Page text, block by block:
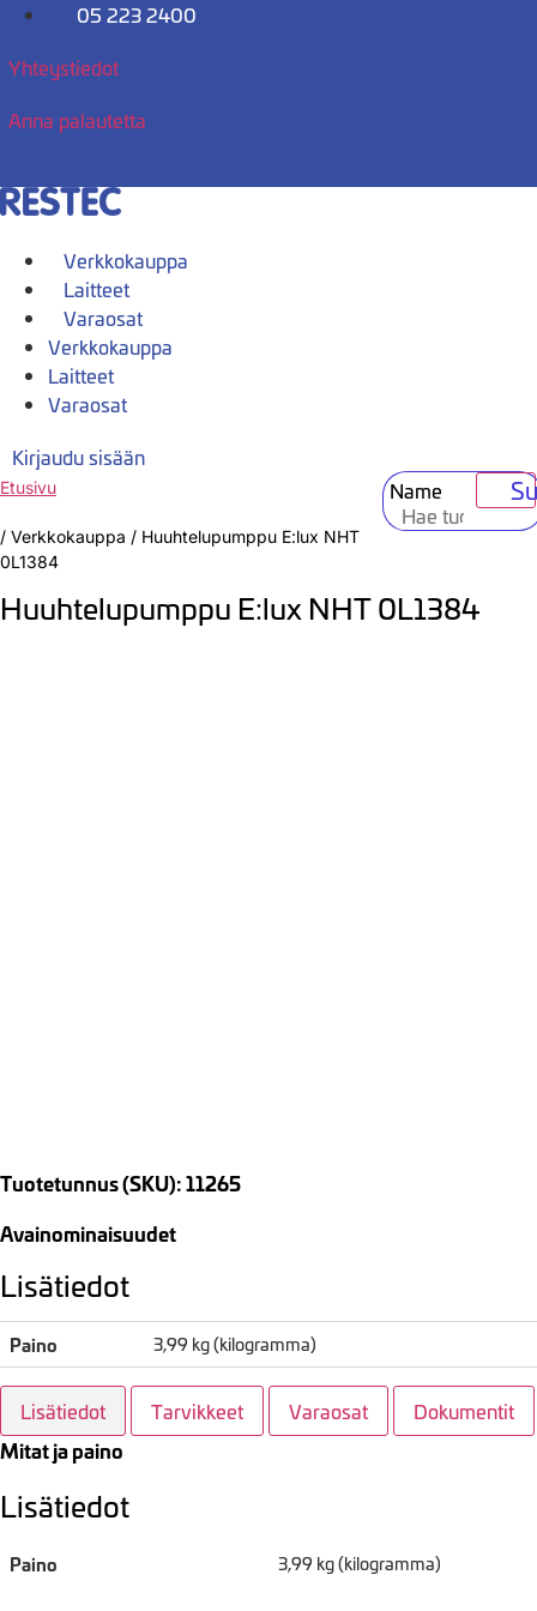
Mene
05 223 2400
Yhteystiedot
Anna palautetta
Verkkokauppa
Laitteet
Varaosat
Verkkokauppa
Laitteet
Varaosat
Kirjaudu sisään
Name
Etusivu
/ Verkkokauppa / Huuhtelupumppu E:lux NHT
0L1384
Huuhtelupumppu E:lux NHT 0L1384
Tuotetunnus (SKU): 11265
Avainominaisuudet
Lisätiedot
Paino 3,99 kg (kilogramma)
Lisätiedot Tarvikkeet Varaosat Dokumentit
Mitat ja paino
Lisätiedot
Paino 3,99 kg (kilogramma)